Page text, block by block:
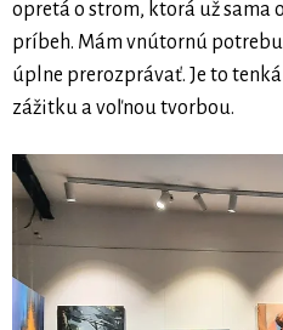
opretá o strom, ktorá už sama
príbeh. Mám vnútornú
úplne prerozprávať. Je to
zážitku a voľnou tvorbou.